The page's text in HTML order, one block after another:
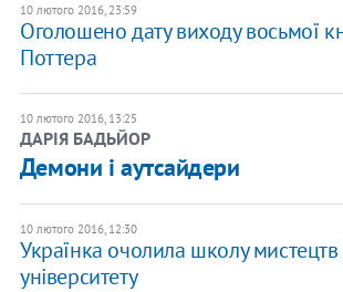
10 лютого 2016, 23:59
Оголошено дату виходу восьмої
Поттера
10 лютого 2016, 13:25
ДАРІЯ БАДЬЙОР
Демони і аутсайдери
10 лютого 2016, 12:30
Українка очолила школу мистецтв
університету